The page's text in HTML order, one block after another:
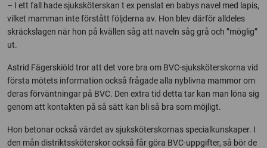
– I ett fall hade sjuksköterskan t ex penslat en babys navel med lapis,
vilket mamman inte förstått följderna av. Hon blev därför alldeles
skräckslagen när hon på kvällen såg att naveln såg grå och ”möglig”
ut.
Astrid Fägerskiöld tror att det vore bra om BVC-sjuksköterskorna vid
första mötets information också frågade alla nyblivna mammor om
deras förväntningar på BVC. Den extra tid detta tar kan man löna sig
genom att kontakten på så sätt kan bli så bra som möjligt.
Hon betonar också värdet av sjuksköterskornas specialkunskaper. I
den mån distriktssköterskor också får göra BVC-uppgifter, så bör de